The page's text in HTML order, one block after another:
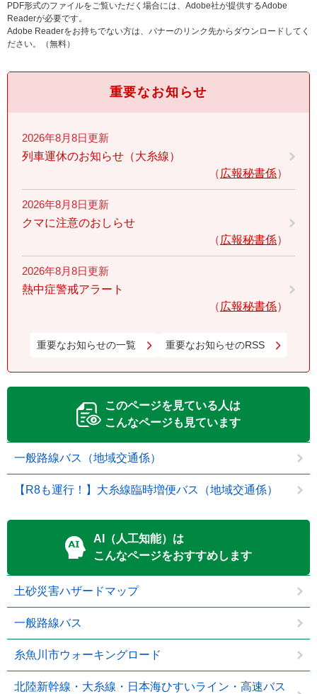
PDF形式のファイルをご覧いただく場合には、Adobe社が提供するAdobe
Readerが必要です。
Adobe Readerをお持ちでない方は、バナーのリンク先からダウンロードしてく
ださい。（無料）
重要なお知らせ
2026年8月8日更新
列車運休のお知らせ（大糸線）
広報秘書係
2026年8月8日更新
クマに注意のおしらせ
広報秘書係
2026年8月8日更新
熱中症警戒アラート
広報秘書係
重要なお知らせの一覧 重要なお知らせのRSS
このページを見ている人は
こんなページも見ています
一般路線バス（地域交通係）
【R8も運行！】大糸線臨時増便バス（地域交通係）
AI（人工知能）は
こんなページをおすすめします
土砂災害ハザードマップ
一般路線バス
糸魚川市ウォーキングロード
北陸新幹線・大糸線・日本海ひすいライン・高速バス